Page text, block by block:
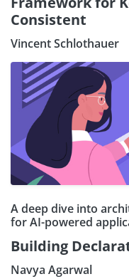
Consistent
Vincent Schlothauer
A deep dive into
for AI-powered
Building
Navya Agarwal